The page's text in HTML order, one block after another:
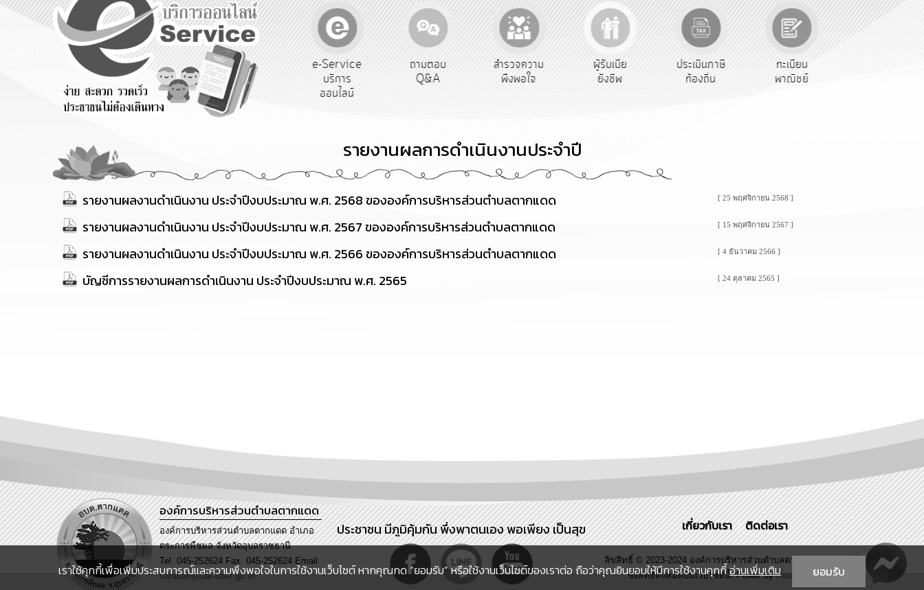
ร้องเรียน
ร้องเรียน
การทุจริต
ร้องเรียน
การบริหาร
ทรัพยากร
บุคคล
e-Service
บริการ
ออนไลน์
ถามตอบ
Q&A
สำรวจความ
พึงพอใจ
ผู้รับเบีย
ยังชีพ
ประเมินภาษี
ท้องถิ่น
ทะเบียน
พาณิชย์
รายงานผลการดำเนินงานประจำปี
รายงานผลงานดำเนินงาน ประจำปีงบประมาณ พ.ศ. 2568 ขององค์การบริหารส่วนตำบลตากแดด [ 25 พฤศจิกายน 2568 ]
รายงานผลงานดำเนินงาน ประจำปีงบประมาณ พ.ศ. 2567 ขององค์การบริหารส่วนตำบลตากแดด [ 15 พฤศจิกายน 2567 ]
รายงานผลงานดำเนินงาน ประจำปีงบประมาณ พ.ศ. 2566 ขององค์การบริหารส่วนตำบลตากแดด [ 4 ธันวาคม 2566 ]
บัญชีการรายงานผลการดำเนินงาน ประจำปีงบประมาณ พ.ศ. 2565 [ 24 ตุลาคม 2565 ]
องค์การบริหารส่วนตำบลตากแดด
องค์การบริหารส่วนตำบลตากแดด อำเภอ
ตระการพืชผล จังหวัดอุบลราชธานี
Tel. 045-252624 Fax. 045-252624 Email
saraban@tak-daet.go.th
ประชาชน มีภูมิคุ้มกัน พึ่งพาตนเอง พอเพียง เป็นสุข เกี่ยวกับเรา ติดต่อเรา
ลิขสิทธิ์ © 2023-2024 องค์การบริหารส่วนตำบลตากแดด. ขอสงวนไว้
ซึ่งสิทธิทั้งหมดบนเว็บไซต์นี้. Power byเว็บอุบลดอทคอม
เราใช้คุกกี้เพื่อเพิ่มประสบการณ์และความพึงพอใจในการใช้งานเว็บไซต์ หากคุณกด “ยอมรับ” หรือใช้งานเว็บไซต์ของเราต่อ ถือว่าคุณยินยอมให้มีการใช้งานคุกกี้อ่านเพิ่มเติม ยอมรับ